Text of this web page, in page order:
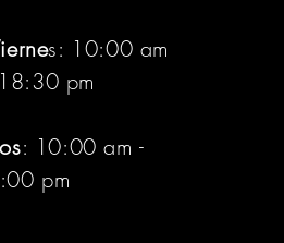
s: 10:00 am
pm
: 10:00 am -
pm